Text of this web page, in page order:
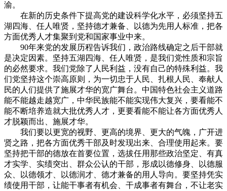
渝。
在新的历史条件下提高党的建设科学化水平，必须坚持五
湖四海、任人唯贤，坚持德才兼备、以德为先用人标准，把各
方面优秀人才集聚到党和国家事业中来。
90年来党的发展历程告诉我们，政治路线确定之后干部就
是决定因素。坚持五湖四海、任人唯贤，是我们党性质和宗旨
的必然要求。我们党除了人民利益，没有自己的特殊利益。我
们党坚持这个崇高原则，为一切忠于人民、扎根人民、奉献人
民的人们提供了施展才华的宽广舞台。中国特色社会主义道路
能不能越走越宽广，中华民族能不能实现伟大复兴，要看能不
能不断培养造就大批优秀人才，更要看能不能让各方面优秀人
才脱颖而出、施展才华。
我们要以更宽的视野、更高的境界、更大的气魄，广开进
贤之路，把各方面优秀干部及时发现出来、合理使用起来。要
坚持把干部的德放在首要位置，选拔任用那些政治坚定、有真
才实学、实绩突出、群众公认的干部，形成以德修身、以德服
众、以德领才、以德润才、德才兼备的用人导向。要坚持凭实
绩使用干部，让能干事者有机会、干成事者有舞台，不让老实